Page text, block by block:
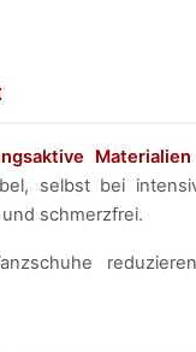
Materialien
selbst bei
schmerzfrei.